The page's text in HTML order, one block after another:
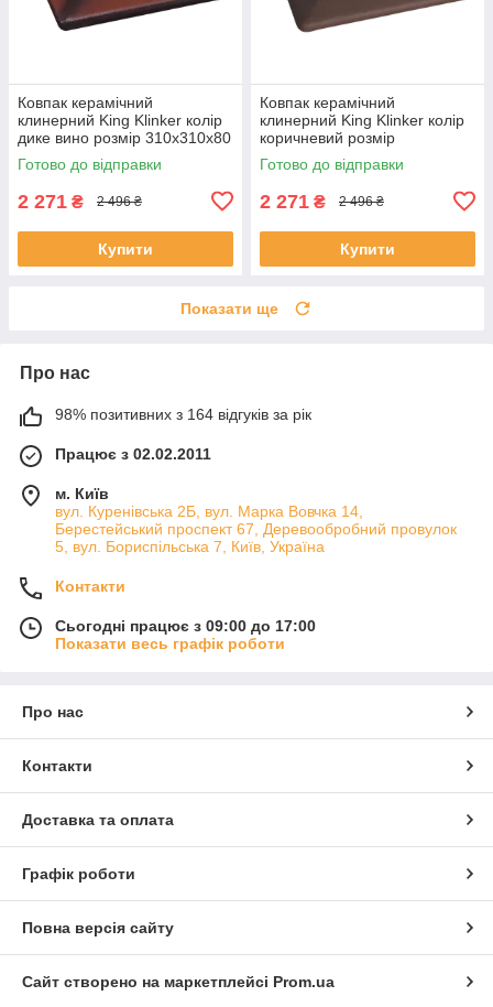
Ковпак керамічний
клинерний King Klinker колір
дике вино розмір 310х310х80
мм
Готово до відправки
2 271 ₴ 2 496 ₴
Купити
Ковпак керамічний
клинерний King Klinker колір
коричневий розмір
310х310х80 мм
Готово до відправки
2 271 ₴ 2 496 ₴
Купити
Показати ще
Про нас
98% позитивних з 164 відгуків за рік
Працює з 02.02.2011
м. Київ
вул. Куренівська 2Б, вул. Марка Вовчка 14,
Берестейський проспект 67, Деревообробний провулок
5, вул. Бориспільська 7, Київ, Україна
Контакти
Сьогодні працює з 09:00 до 17:00
Показати весь графік роботи
Про нас
Контакти
Доставка та оплата
Графік роботи
Повна версія сайту
Сайт створено на маркетплейсі Prom.ua